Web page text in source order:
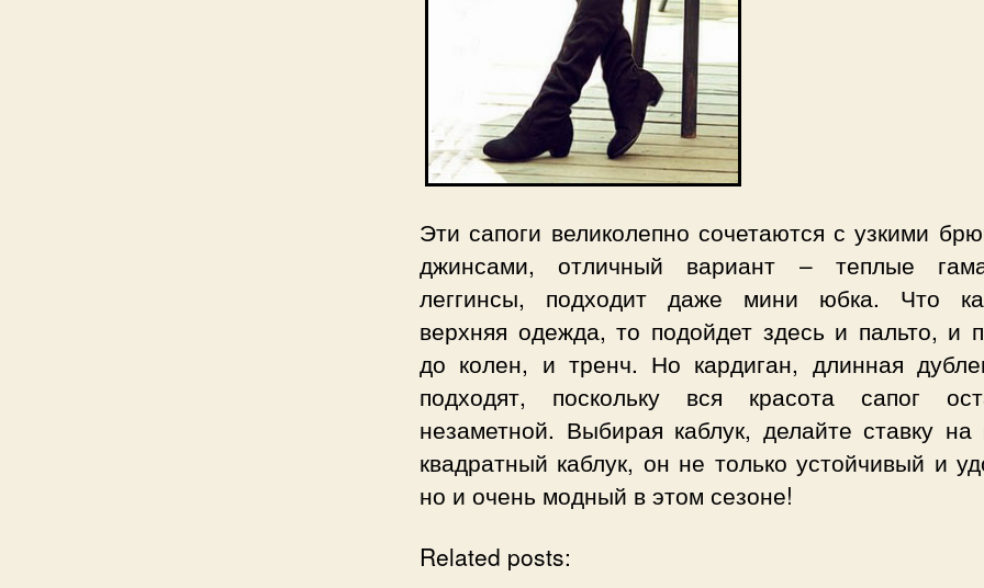
Эти сапоги великолепно сочетаются с узкими
джинсами, отличный вариант – теплые
леггинсы, подходит даже мини юбка. Что
верхняя одежда, то подойдет здесь и пальто, и
до колен, и тренч. Но кардиган, длинная
подходят, поскольку вся красота сапог
незаметной. Выбирая каблук, делайте ставку на
квадратный каблук, он не только устойчивый и
но и очень модный в этом сезоне!
Related posts: